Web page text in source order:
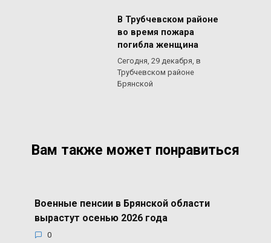
В Трубчевском районе
во время пожара
погибла женщина
Сегодня, 29 декабря, в
Трубчевском районе
Брянской
Вам также может понравиться
Военные пенсии в Брянской области
вырастут осенью 2026 года
0